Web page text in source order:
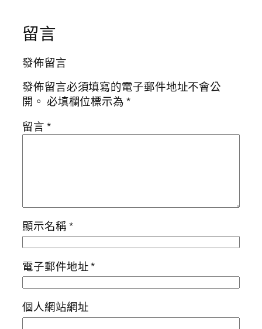
留言
發佈留言
發佈留言必須填寫的電子郵件地址不會公
開。 必填欄位標示為*
留言*
顯示名稱*
電子郵件地址*
個人網站網址